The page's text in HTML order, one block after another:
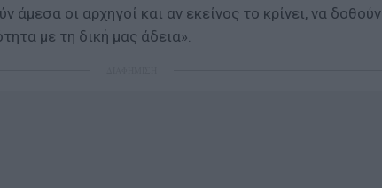
άμεσα οι αρχηγοί και αν εκείνος το κρίνει, να δοθούν
με τη δική μας άδεια».